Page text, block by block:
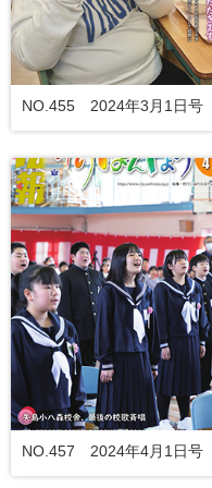
NO.455 2024年3月1日号
NO.457 2024年4月1日号